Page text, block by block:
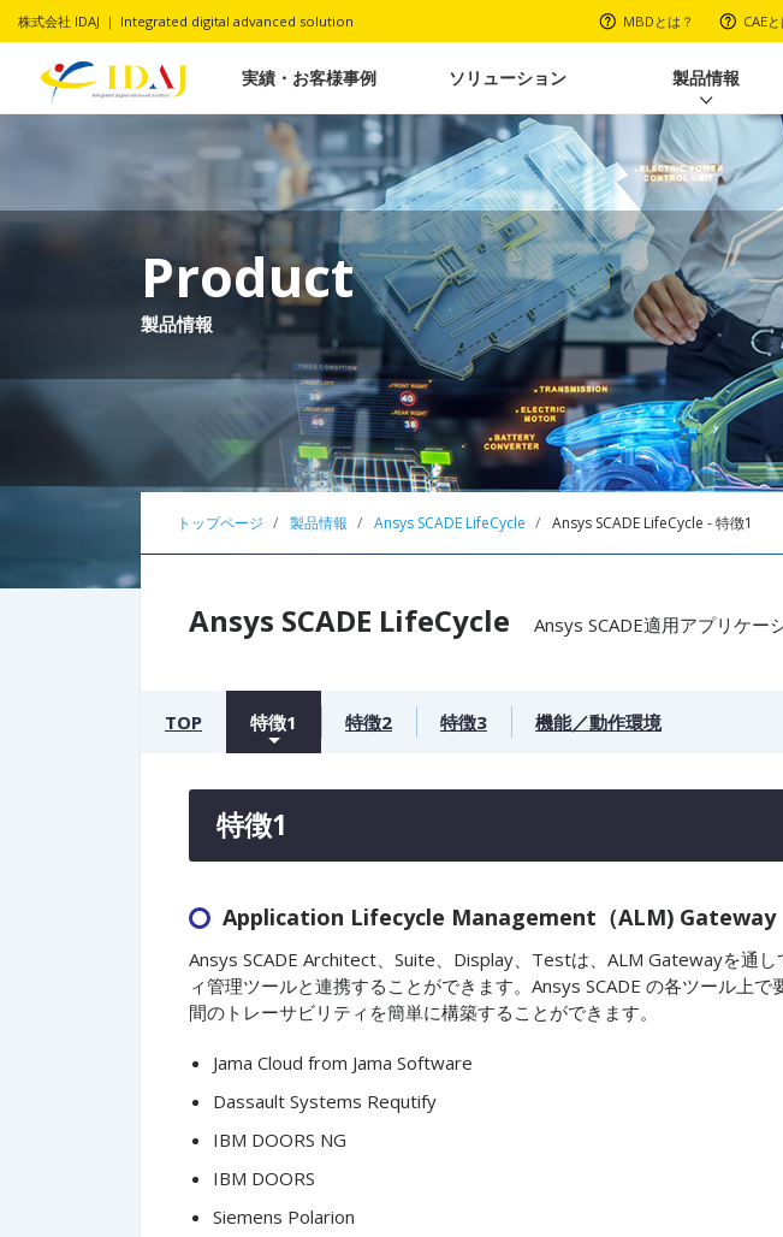
株式会社 IDAJ ｜ Integrated digital advanced solution MBDとは？ CAE
実績・お客様事例 ソリューション 製品情報
Product
製品情報
トップページ 製品情報 Ansys SCADE LifeCycle Ansys SCADE LifeCycle - 特徴1
Ansys SCADE LifeCycle Ansys SCADE適用アプリケー
TOP 特徴1 特徴2 特徴3 機能／動作環境
特徴1
Application Lifecycle Management（ALM) Gateway
Ansys SCADE Architect、Suite、Display、Testは、ALM Gatewayを通
ィ管理ツールと連携することができます。Ansys SCADE の各ツール上
間のトレーサビリティを簡単に構築することができます。
Jama Cloud from Jama Software
Dassault Systems Requtify
IBM DOORS NG
IBM DOORS
Siemens Polarion